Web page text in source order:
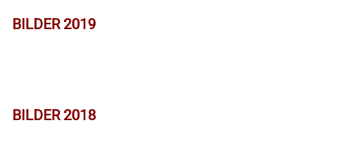
BILDER 2019
BILDER 2018